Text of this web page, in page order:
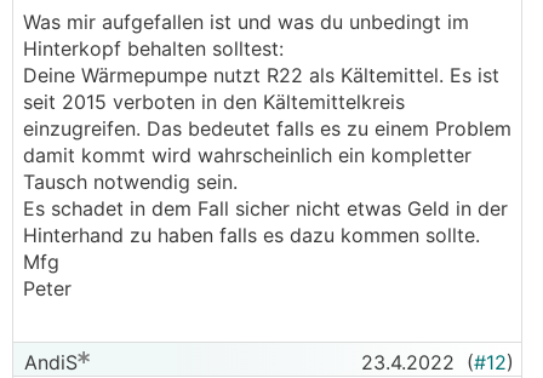
Was mir aufgefallen ist und was du unbedingt im
Hinterkopf behalten solltest:
Deine Wärmepumpe nutzt R22 als Kältemittel. Es ist
seit 2015 verboten in den Kältemittelkreis
einzugreifen. Das bedeutet falls es zu einem Problem
damit kommt wird wahrscheinlich ein kompletter
Tausch notwendig sein.
Es schadet in dem Fall sicher nicht etwas Geld in der
Hinterhand zu haben falls es dazu kommen sollte.
Mfg
Peter
AndiS 23.4.2022 (#12)